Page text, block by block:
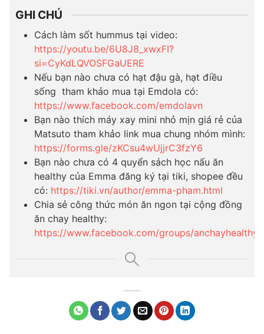
GHI CHÚ
Cách làm sốt hummus tại video:
https://youtu.be/6U8J8_xwxFI?
si=CyKdLQVOSFGaUERE
Nếu bạn nào chưa có hạt đậu gà, hạt điều
sống tham khảo mua tại Emdola có:
https://www.facebook.com/emdolavn
Bạn nào thích máy xay mini nhỏ mịn giá rẻ của
Matsuto tham khảo link mua chung nhóm mình:
https://forms.gle/zKCsu4wUjjrC3fzY6
Bạn nào chưa có 4 quyển sách học nấu ăn
healthy của Emma đăng ký tại tiki, shopee đều
có: https://tiki.vn/author/emma-pham.html
Chia sẻ công thức món ăn ngon tại cộng đồng
ăn chay healthy:
https://www.facebook.com/groups/anchayhealthy